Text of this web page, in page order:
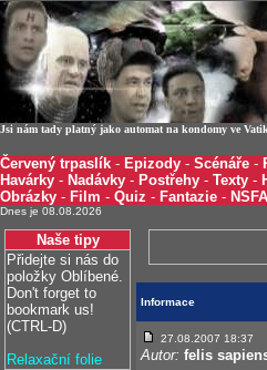
Jsi nám tady platný jako automat na kondomy ve
Červený trpaslík - Epizody - Scénáře -
Havárky - Nadávky - Postřehy - Texty -
Obrázky - Film - Quiz - Fantazie -
Dnes je 08.08.2026
Naše tipy
Přidejte si nás do
položky Oblíbené.
Don't forget to
bookmark us!
(CTRL-D)
Relaxační folie
Informace
27.08.2007 18:37
Autor: felis